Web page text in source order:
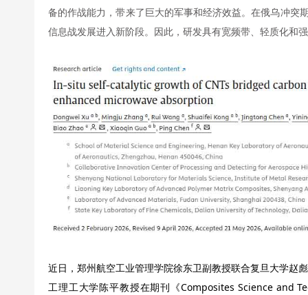
备的作战能力，带来了巨大的军事和经济效益。在俄乌冲突
信息战发展进入新阶段。因此，研发具有宽频带、轻质化和
近日，郑州航空工业管理学院徐东卫副教授联合复旦大学赵
工理工大学陈平教授在期刊《Composites Science and